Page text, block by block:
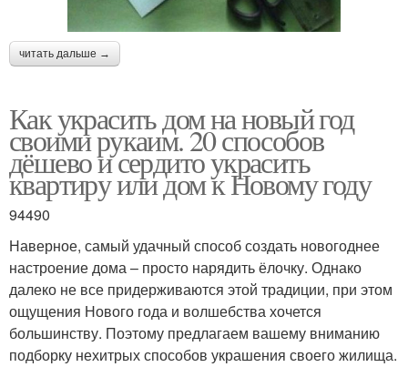
читать дальше →
Как украсить дом на новый год
своими рукаим. 20 способов
дёшево и сердито украсить
квартиру или дом к Новому году
94490
Наверное, самый удачный способ создать новогоднее
настроение дома – просто нарядить ёлочку. Однако
далеко не все придерживаются этой традиции, при этом
ощущения Нового года и волшебства хочется
большинству. Поэтому предлагаем вашему вниманию
подборку нехитрых способов украшения своего жилища.